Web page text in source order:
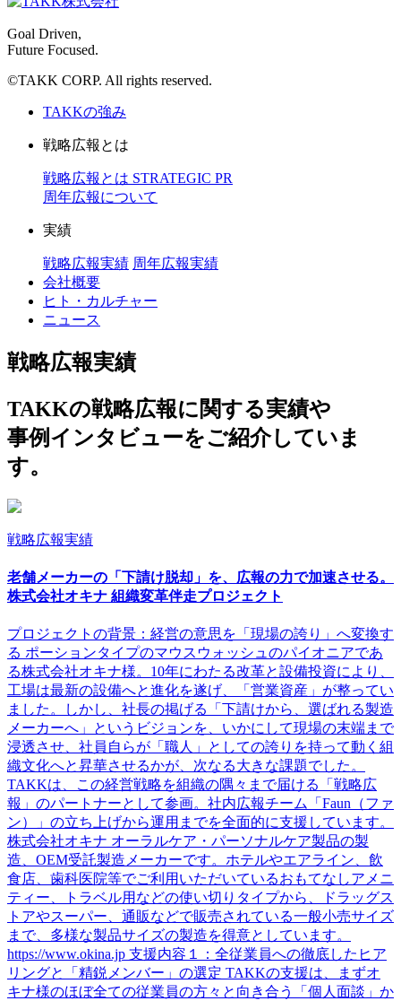
Goal Driven,
Future Focused.
©TAKK CORP. All rights reserved.
TAKKの強み
戦略広報とは
戦略広報とは STRATEGIC PR
周年広報について
実績
戦略広報実績 周年広報実績
会社概要
ヒト・カルチャー
ニュース
戦略広報実績
TAKKの戦略広報に関する実績や
事例インタビューをご紹介していま
す。
戦略広報実績
老舗メーカーの「下請け脱却」を、広報の力で加速させる。
株式会社オキナ 組織変革伴走プロジェクト
プロジェクトの背景：経営の意思を「現場の誇り」へ変換す
る ポーションタイプのマウスウォッシュのパイオニアであ
る株式会社オキナ様。10年にわたる改革と設備投資により、
工場は最新の設備へと進化を遂げ、「営業資産」が整ってい
ました。しかし、社長の掲げる「下請けから、選ばれる製造
メーカーへ」というビジョンを、いかにして現場の末端まで
浸透させ、社員自らが「職人」としての誇りを持って動く組
織文化へと昇華させるかが、次なる大きな課題でした。
TAKKは、この経営戦略を組織の隅々まで届ける「戦略広
報」のパートナーとして参画。社内広報チーム「Faun（ファ
ン）」の立ち上げから運用までを全面的に支援しています。
株式会社オキナ オーラルケア・パーソナルケア製品の製
造、OEM受託製造メーカーです。ホテルやエアライン、飲
食店、歯科医院等でご利用いただいているおもてなしアメニ
ティー、トラベル用などの使い切りタイプから、ドラッグス
トアやスーパー、通販などで販売されている一般小売サイズ
まで、多様な製品サイズの製造を得意としています。
https://www.okina.jp 支援内容１：全従業員への徹底したヒア
リングと「精鋭メンバー」の選定 TAKKの支援は、まずオ
キナ様のほぼ全ての従業員の方々と向き合う「個人面談」か